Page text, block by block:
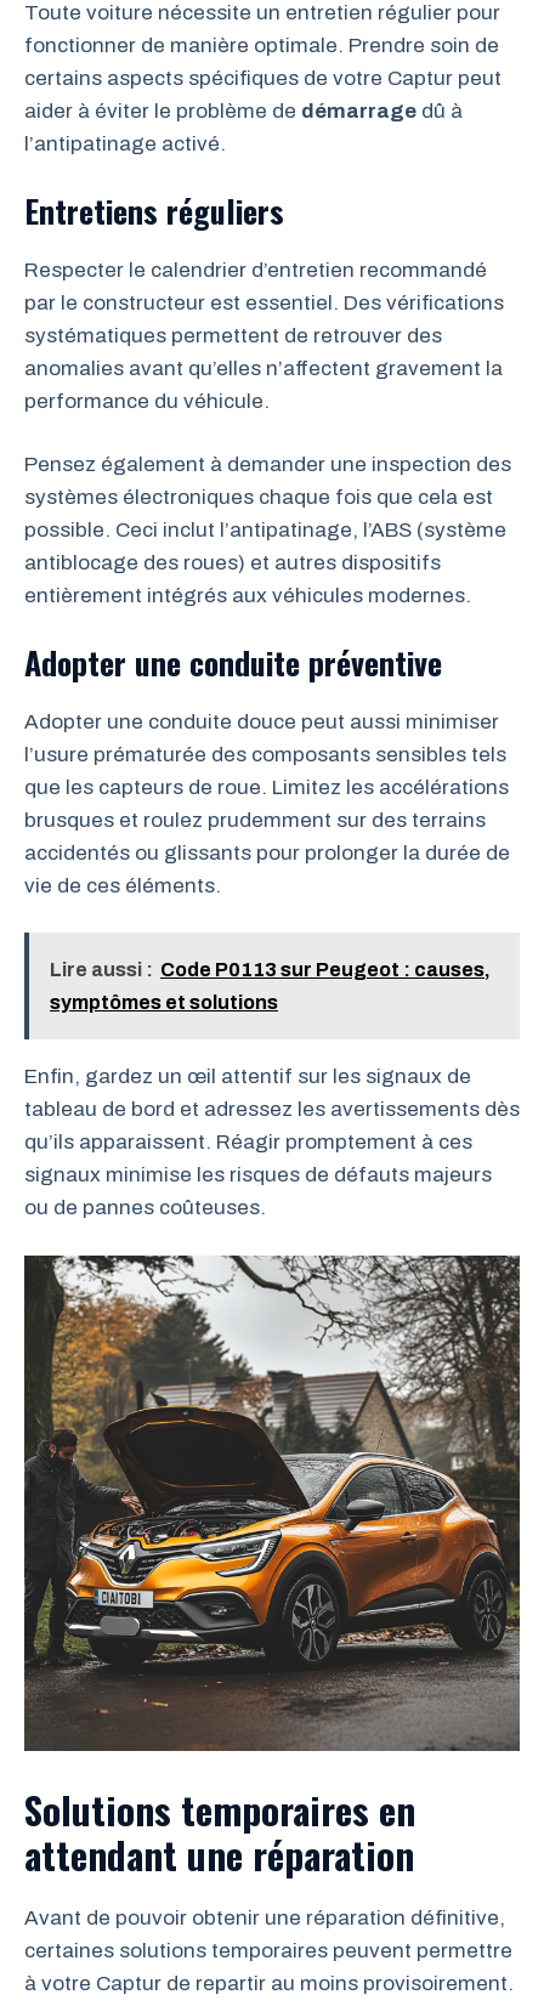
Toute voiture nécessite un entretien régulier pour
fonctionner de manière optimale. Prendre soin de
certains aspects spécifiques de votre Captur peut
aider à éviter le problème de démarrage dû à
l’antipatinage activé.
Entretiens réguliers
Respecter le calendrier d’entretien recommandé
par le constructeur est essentiel. Des vérifications
systématiques permettent de retrouver des
anomalies avant qu’elles n’affectent gravement la
performance du véhicule.
Pensez également à demander une inspection des
systèmes électroniques chaque fois que cela est
possible. Ceci inclut l’antipatinage, l’ABS (système
antiblocage des roues) et autres dispositifs
entièrement intégrés aux véhicules modernes.
Adopter une conduite préventive
Adopter une conduite douce peut aussi minimiser
l’usure prématurée des composants sensibles tels
que les capteurs de roue. Limitez les accélérations
brusques et roulez prudemment sur des terrains
accidentés ou glissants pour prolonger la durée de
vie de ces éléments.
Lire aussi : Code P0113 sur Peugeot : causes,
symptômes et solutions
Enfin, gardez un œil attentif sur les signaux de
tableau de bord et adressez les avertissements dès
qu’ils apparaissent. Réagir promptement à ces
signaux minimise les risques de défauts majeurs
ou de pannes coûteuses.
Solutions temporaires en
attendant une réparation
Avant de pouvoir obtenir une réparation définitive,
certaines solutions temporaires peuvent permettre
à votre Captur de repartir au moins provisoirement.